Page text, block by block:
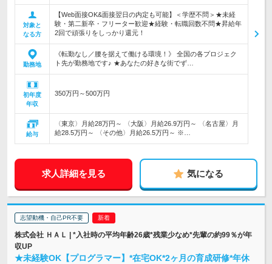
対象と
なる方
【Web面接OK&面接翌日の内定も可能】＜学歴不問＞★未経
験・第二新卒・フリーター歓迎★経験・転職回数不問★昇給年
2回で頑張りをしっかり還元！
勤務地
《転勤なし／腰を据えて働ける環境！》 全国の各プロジェク
ト先が勤務地です♪ ★あなたの好きな街でず…
初年度
年収
350万円～500万円
給与
〈東京〉月給28万円～ 〈大阪〉月給26.9万円～ 〈名古屋〉月
給28.5万円～ 〈その他〉月給26.5万円～ ※…
求人詳細を見る 気になる
志望動機・自己PR不要
株式会社 ＨＡＬ | *入社時の平均年齢26歳*残業少なめ*先輩の約99％が年
収UP
★未経験OK【プログラマー】*在宅OK*2ヶ月の育成研修*年休